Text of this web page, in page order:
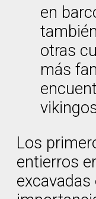
en
otras
más
Los
entierros
excavadas